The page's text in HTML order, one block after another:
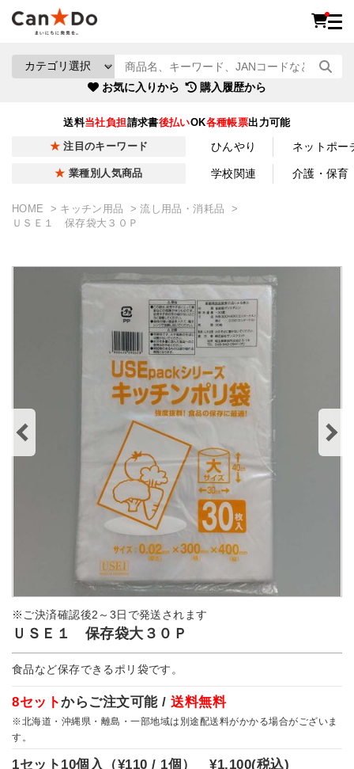
お気に入りから 購入履歴から
送料当社負担請求書後払いOK各種帳票出力可能
注目のキーワード ひんやり ネットポー
業種別人気商品 学校関連 介護・保育
HOME キッチン用品
流し用品・消耗品
ＵＳＥ１ 保存袋大３０Ｐ
※ご決済確認後2～3日で発送されます
ＵＳＥ１ 保存袋大３０Ｐ
食品など保存できるポリ袋です。
8セットからご注文可能 /送料無料
※北海道・沖縄県・離島・一部地域は別途配送料がかかる場合がございま
す。
1セット10個入（¥110 / 1個）¥1,100(税込)